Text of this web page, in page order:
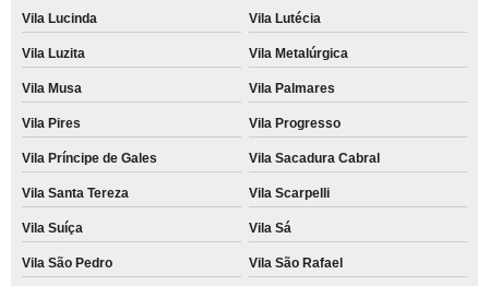
Vila Lucinda Vila Lutécia
Vila Luzita Vila Metalúrgica
Vila Musa Vila Palmares
Vila Pires Vila Progresso
Vila Príncipe de Gales Vila Sacadura Cabral
Vila Santa Tereza Vila Scarpelli
Vila Suíça Vila Sá
Vila São Pedro Vila São Rafael